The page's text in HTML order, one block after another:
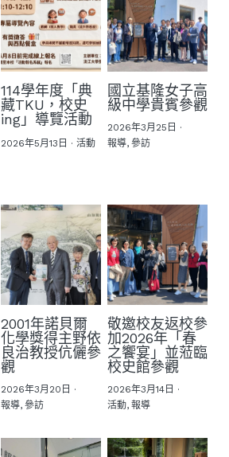
114學年度「典
藏TKU，校史
ing」導覽活動
2026年5月13日 · 活動
國立基隆女子高
級中學貴賓參觀
2026年3月25日 ·
報導, 參訪
2001年諾貝爾
化學獎得主野依
良治教授伉儷參
觀
2026年3月20日 ·
報導, 參訪
敬邀校友返校參
加2026年「春
之饗宴」並蒞臨
校史館參觀
2026年3月14日 ·
活動, 報導